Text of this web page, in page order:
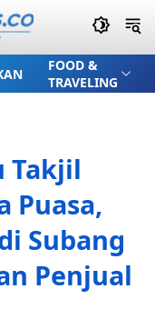
FOOD &
TRAVELING
Takjil
Puasa,
Subang
Penjual